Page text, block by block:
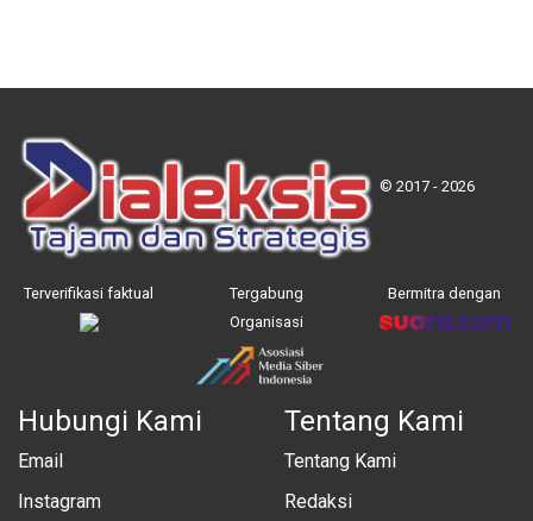
© 2017 - 2026
Terverifikasi faktual
Tergabung
Organisasi
Bermitra dengan
Hubungi Kami
Email
Instagram
Tentang Kami
Tentang Kami
Redaksi